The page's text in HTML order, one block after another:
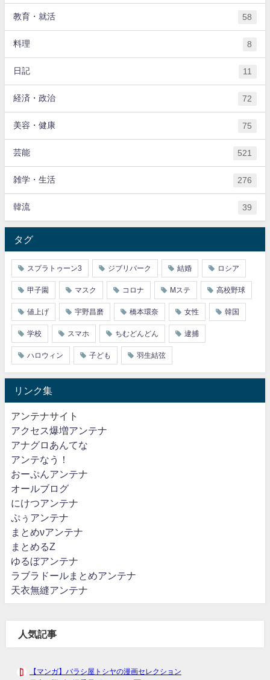
教育・就活 58
料理 8
日記 11
経済・政治 72
美容・健康 75
芸能 521
雑学・生活 276
韓流 39
タグ
スプラトゥーン3 ジブリパーク 結婚 ロシア
甲子園 マスク コロナ Mステ 高校野球
値上げ 宇野昌磨 橋本環奈 女性 韓国
学校 スマホ ちむどんどん 逮捕
ハロウィン 子ども 羽生結弦
リンク集
アンテナサイト
アクセス爆増アンテナ
アナグロあんてな
アンテなう！
おーぷんアンテナ
オールブログ
にけつアンテナ
ぷぅアンテナ
まとめνアンテナ
まとめるZ
ゆるぼアンテナ
ラブラドールまとめアンテナ
天衣無縫アンテナ
人気記事